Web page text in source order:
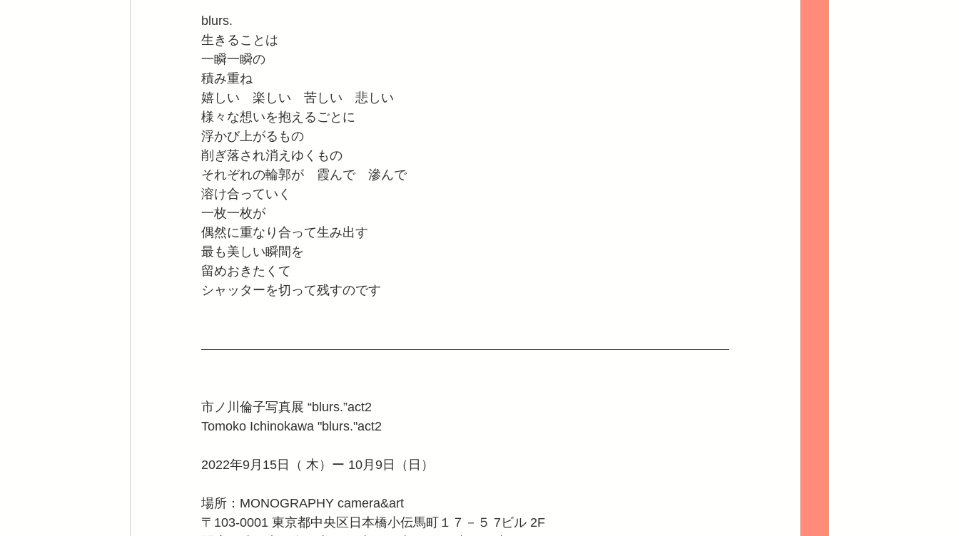
blurs.
生きることは
一瞬一瞬の
積み重ね
嬉しい　楽しい　苦しい　悲しい
様々な想いを抱えるごとに
浮かび上がるもの
削ぎ落され消えゆくもの
それぞれの輪郭が　霞んで　滲んで
溶け合っていく
一枚一枚が
偶然に重なり合って生み出す
最も美しい瞬間を
留めおきたくて
シャッターを切って残すのです
市ノ川倫子写真展 “blurs.”act2
Tomoko Ichinokawa "blurs."act2
2022年9月15日（ 木）ー 10月9日（日）
場所：MONOGRAPHY camera&art
〒103-0001 東京都中央区日本橋小伝馬町１７－５ 7ビル 2F